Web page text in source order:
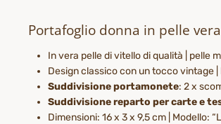
Portafoglio donna in pelle
In vera pelle di vitello di qualità | pelle
Design classico con un tocco vintage
Suddivisione portamonete: 2 x
Suddivisione reparto per carte e
Dimensioni: 16 x 3 x 9,5 cm | Modello: